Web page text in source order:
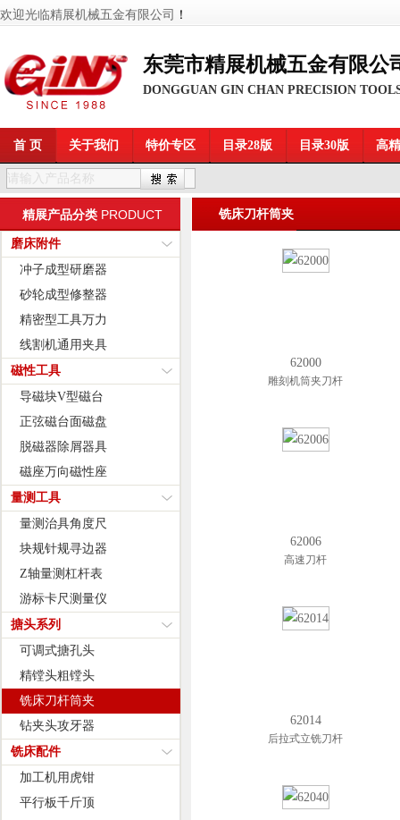
欢迎光临精展机械五金有限公司 ！
东莞市精展机械五金有限公
DONGGUAN GIN CHAN PRECISION
首 页 关于我们 特价专区 目录28版 目录30版 高
精展产品分类 PRODUCT
磨床附件
冲子成型研磨器
砂轮成型修整器
精密型工具万力
线割机通用夹具
磁性工具
导磁块V型磁台
正弦磁台面磁盘
脱磁器除屑器具
磁座万向磁性座
量测工具
量测治具角度尺
块规针规寻边器
Z轴量测杠杆表
游标卡尺测量仪
搪头系列
可调式搪孔头
精镗头粗镗头
铣床刀杆筒夹
钻夹头攻牙器
铣床配件
加工机用虎钳
平行板千斤顶
铣床刀杆筒夹
62000
雕刻机筒夹刀杆
62006
高速刀杆
62014
后拉式立铣刀杆